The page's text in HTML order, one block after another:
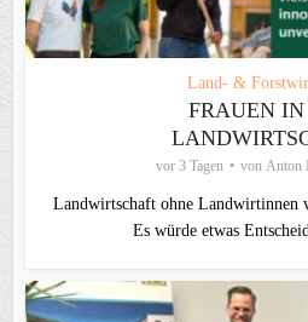
Land- &
FRAUEN IN
vor 3 Tagen von Anton
Landwirtschaft ohne Landwirtinnen
Es würde etwas